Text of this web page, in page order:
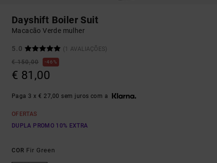
Dayshift Boiler Suit
Macacão Verde mulher
5.0
(1 AVALIAÇÕES)
€ 150,00
46%
€ 81,00
Paga 3 x € 27,00 sem juros com a
OFERTAS
DUPLA PROMO 10% EXTRA
COR Fir Green